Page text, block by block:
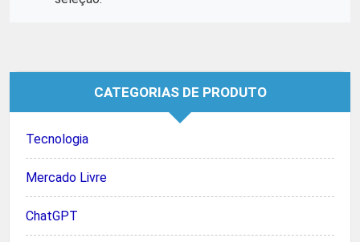
CATEGORIAS DE PRODUTO
Tecnologia
Mercado Livre
ChatGPT